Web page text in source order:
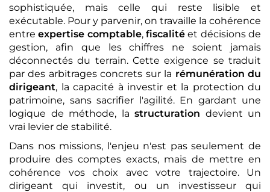
sophistiquée, mais celle qui reste lisible et
exécutable. Pour y parvenir, on travaille la cohérence
entreexpertise comptable,fiscalité et décisions de
gestion, afin que les chiffres ne soient jamais
déconnectés du terrain. Cette exigence se traduit
par des arbitrages concrets sur la rémunération du
dirigeant, la capacité à investir et la protection du
patrimoine, sans sacrifier l'agilité. En gardant une
logique de méthode, la structuration devient un
vrai levier de stabilité.
Dans nos missions, l'enjeu n'est pas seulement de
produire des comptes exacts, mais de mettre en
cohérence vos choix avec votre trajectoire. Un
dirigeant qui investit, ou un investisseur qui